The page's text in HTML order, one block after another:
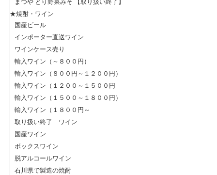
★焼酎・ワイン
国産ビール
インポーター直送ワイン
ワインケース売り
輸入ワイン（～８００円）
輸入ワイン（８００円～１２００円）
輸入ワイン（１２００～１５００円
輸入ワイン（１５００～１８００円）
輸入ワイン（１８００円～
取り扱い終了 ワイン
国産ワイン
ボックスワイン
脱アルコールワイン
石川県で製造の焼酎